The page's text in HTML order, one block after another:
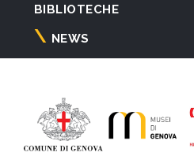
BIBLIOTECHE
NEWS